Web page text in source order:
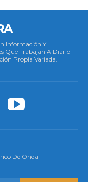
Información Y
Que Trabajan A Diario
Propia Variada.
De Onda